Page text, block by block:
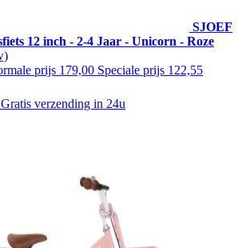
SJOEF
12 inch - 2-4 Jaar - Unicorn - Roze
prijs 179,00 Speciale prijs 122,55
verzending in 24u